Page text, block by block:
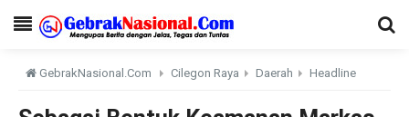
GebrakNasional.Com Cilegon Raya Daerah Headline